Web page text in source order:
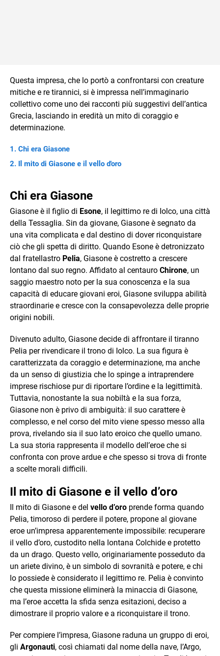
Questa impresa, che lo portò a confrontarsi con creature
mitiche e re tirannici, si è impressa nell’immaginario
collettivo come uno dei racconti più suggestivi dell’antica
Grecia, lasciando in eredità un mito di coraggio e
determinazione.
Chi era Giasone
Il mito di Giasone e il vello d'oro
Chi era Giasone
Giasone è il figlio di Esone, il legittimo re di Iolco, una città
della Tessaglia. Sin da giovane, Giasone è segnato da
una vita complicata e dal destino di dover riconquistare
ciò che gli spetta di diritto. Quando Esone è detronizzato
dal fratellastro Pelia, Giasone è costretto a crescere
lontano dal suo regno. Affidato al centauro Chirone, un
saggio maestro noto per la sua conoscenza e la sua
capacità di educare giovani eroi, Giasone sviluppa abilità
straordinarie e cresce con la consapevolezza delle proprie
origini nobili.
Divenuto adulto, Giasone decide di affrontare il tiranno
Pelia per rivendicare il trono di Iolco. La sua figura è
caratterizzata da coraggio e determinazione, ma anche
da un senso di giustizia che lo spinge a intraprendere
imprese rischiose pur di riportare l’ordine e la legittimità.
Tuttavia, nonostante la sua nobiltà e la sua forza,
Giasone non è privo di ambiguità: il suo carattere è
complesso, e nel corso del mito viene spesso messo alla
prova, rivelando sia il suo lato eroico che quello umano.
La sua storia rappresenta il modello dell’eroe che si
confronta con prove ardue e che spesso si trova di fronte
a scelte morali difficili.
Il mito di Giasone e il vello d’oro
Il mito di Giasone e del vello d’oro prende forma quando
Pelia, timoroso di perdere il potere, propone al giovane
eroe un’impresa apparentemente impossibile: recuperare
il vello d’oro, custodito nella lontana Colchide e protetto
da un drago. Questo vello, originariamente posseduto da
un ariete divino, è un simbolo di sovranità e potere, e chi
lo possiede è considerato il legittimo re. Pelia è convinto
che questa missione eliminerà la minaccia di Giasone,
ma l’eroe accetta la sfida senza esitazioni, deciso a
dimostrare il proprio valore e a riconquistare il trono.
Per compiere l’impresa, Giasone raduna un gruppo di eroi,
gli Argonauti, così chiamati dal nome della nave, l’Argo,